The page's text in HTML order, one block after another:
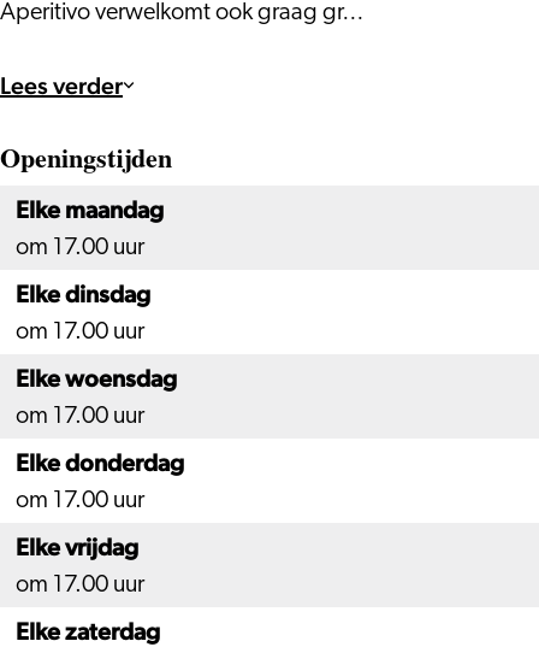
Aperitivo verwelkomt ook graag gr…
Lees verder
Openingstijden
Elke maandag
om 17.00 uur
Elke dinsdag
om 17.00 uur
Elke woensdag
om 17.00 uur
Elke donderdag
om 17.00 uur
Elke vrijdag
om 17.00 uur
Elke zaterdag